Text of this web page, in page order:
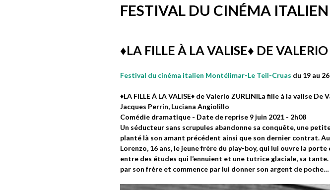
FESTIVAL DU CINÉMA ITALIEN
♦️LA FILLE À LA VALISE♦️ DE
Festival du cinéma italien Montélimar-Le Teil-Cruas du 19 au
♦️LA FILLE À LA VALISE♦️ de Valerio ZURLINILa fille à la valise
Jacques Perrin, Luciana Angiolillo
Comédie dramatique - Date de reprise 9 juin 2021 - 2h08
Un séducteur sans scrupules abandonne sa conquête, une
planté là son amant précédent ainsi que son dernier contrat.
Lorenzo, 16 ans, le jeune frère du play-boy, qui lui ouvre la
entre des études qui l’ennuient et une tutrice glaciale, sa
par son frère et commence par lui donner son argent de poche…